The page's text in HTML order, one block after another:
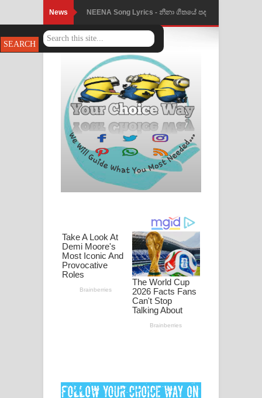
News NEENA Song Lyrics - නීනා ගීතයේ පද
පෙළ
Ahimi Wimai Himi Song Lyrics - අහිමි
විමයි හිමි ගීතයේ පද පෙළ
Mathaka Parana Song Lyrics - මතක
පාරනා ගීතයේ පද පෙළ
Nimnadhen Song Lyrics - නිම්නාදෙන්
ගීතයේ පද පෙළ
Obamai Mage Adare Song Lyrics -
Pansal Gihin Song Lyrics - පන්සල් ගිහිං
ගීතයේ පද පෙළ
Ankeliya Song Lyrics - අංකෙළිය ගීතයේ
මනමාල කතා ගීතයේ පද පෙළ